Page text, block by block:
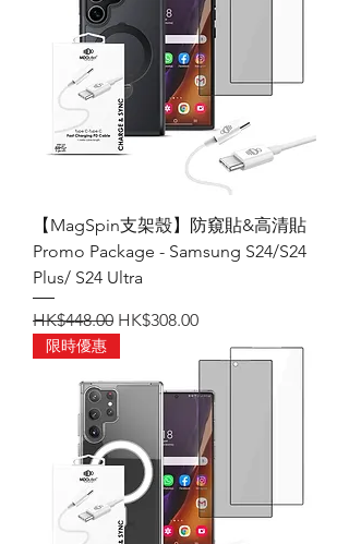
【MagSpin支架殼】防窺貼&高清貼
Promo Package - Samsung S24/S24
Plus/ S24 Ultra
一般價格
HK$448.00 促銷價格
HK$308.00
限時優惠